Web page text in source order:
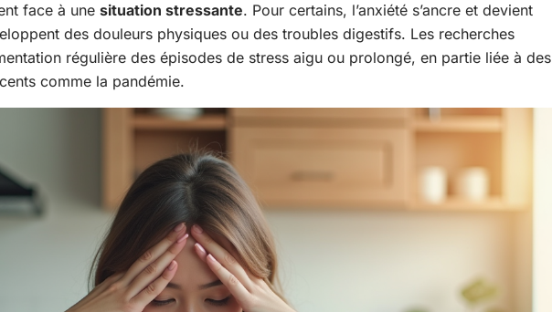
face à une situation stressante. Pour certains, l’anxiété s’ancre et devient
des douleurs physiques ou des troubles digestifs. Les recherches
régulière des épisodes de stress aigu ou prolongé, en partie liée à des
comme la pandémie.